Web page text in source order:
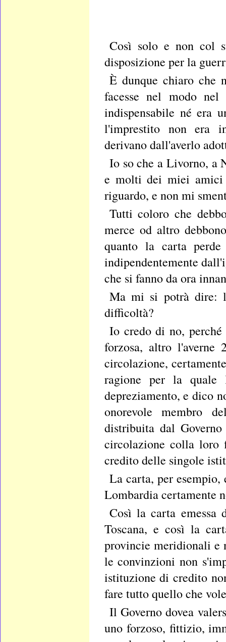
Così solo e non col
disposizione per la
È dunque chiaro che
facesse nel modo
indispensabile né era
l'imprestito non era
derivano dall'averlo
Io so che a Livorno, a
e molti dei miei amici
riguardo, e non mi
Tutti coloro che
merce od altro
quanto la carta
indipendentemente
che si fanno da ora
Ma mi si potrà dire:
difficoltà?
Io credo di no,
forzosa, altro l'averne
circolazione,
ragione per la quale
depreziamento, e dico
onorevole membro
distribuita dal
circolazione colla loro
credito delle singole
La carta, per esempio,
Lombardia certamente
Così la carta emessa
Toscana, e così la
provincie meridionali e
le convinzioni non
istituzione di credito
fare tutto quello che
Il Governo dovea
uno forzoso, fittizio,